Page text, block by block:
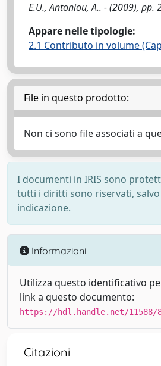
E.U., Antoniou, A.. - (2009), pp.
Appare nelle tipologie:
2.1 Contributo in volume
File in questo prodotto:
Non ci sono file associati a
I documenti in IRIS sono
tutti i diritti sono riservati, salvo
indicazione.
Informazioni
Utilizza questo identificativo
link a questo documento:
https://hdl.handle.net/11588/
Citazioni